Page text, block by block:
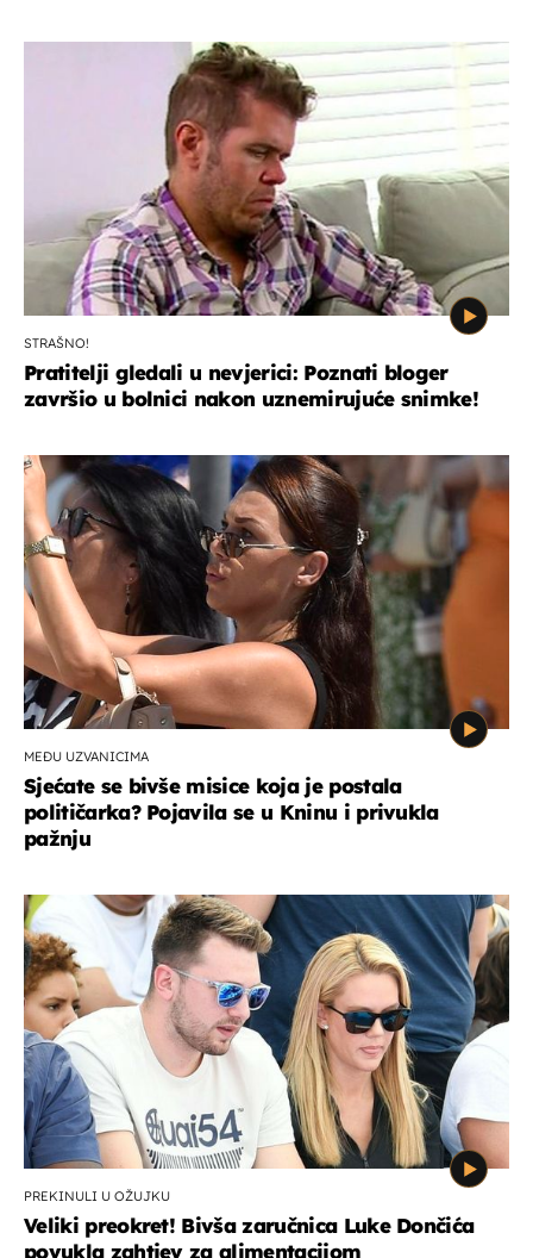
STRAŠNO!
Pratitelji gledali u nevjerici: Poznati bloger
završio u bolnici nakon uznemirujuće snimke!
MEĐU UZVANICIMA
Sjećate se bivše misice koja je postala
političarka? Pojavila se u Kninu i privukla
pažnju
PREKINULI U OŽUJKU
Veliki preokret! Bivša zaručnica Luke Dončića
povukla zahtjev za alimentacijom